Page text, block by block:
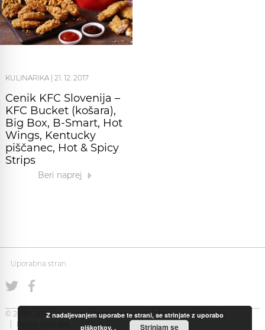
KULINARIKA 21. 12. 2017
Cenik KFC Slovenija –
KFC Bucket (košara),
Big Box, B-Smart, Hot
Wings, Kentucky
piščanec, Hot & Spicy
Strips
Beri naprej
Uporabna stran
© 2008-2026 Uporabna Stran gostuje naZabec.net
Piškotki
Pogoji uporabe
Z nadaljevanjem uporabe te strani, se strinjate z uporabo
piškotkov.. Strinjam se